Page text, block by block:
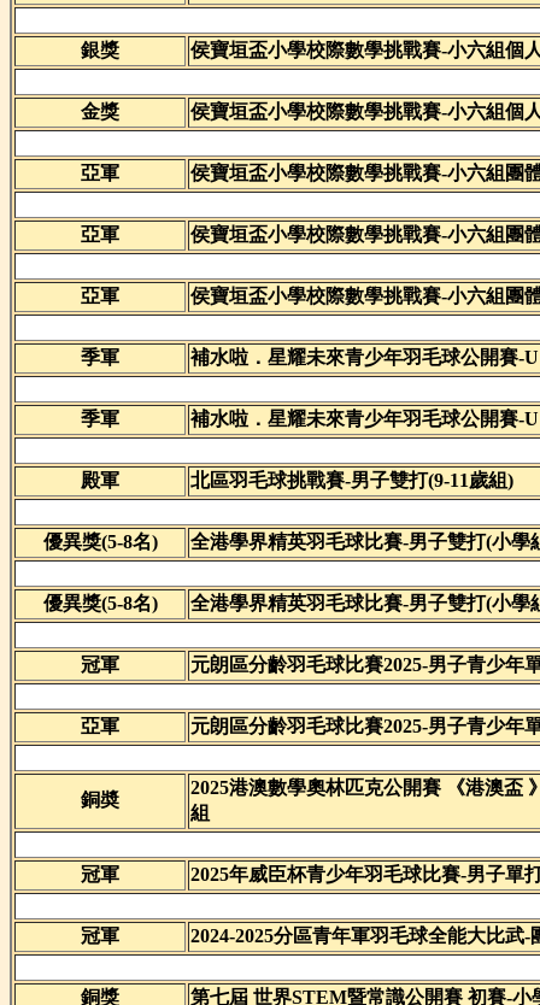
銀獎 侯寶垣盃小學校際數學挑戰賽-小六組個
金獎 侯寶垣盃小學校際數學挑戰賽-小六組個
亞軍 侯寶垣盃小學校際數學挑戰賽-小六組團
亞軍 侯寶垣盃小學校際數學挑戰賽-小六組團
亞軍 侯寶垣盃小學校際數學挑戰賽-小六組團
季軍 補水啦．星耀未來青少年羽毛球公開賽-
季軍 補水啦．星耀未來青少年羽毛球公開賽-
殿軍 北區羽毛球挑戰賽-男子雙打(9-11歲組)
優異獎(5-8名) 全港學界精英羽毛球比賽-男子雙打(小學
優異獎(5-8名) 全港學界精英羽毛球比賽-男子雙打(小學
冠軍 元朗區分齡羽毛球比賽2025-男子青少年
亞軍 元朗區分齡羽毛球比賽2025-男子青少年
銅奬
2025港澳數學奧林匹克公開賽 《港澳盃
組
冠軍 2025年威臣杯青少年羽毛球比賽-男子單
冠軍 2024-2025分區青年軍羽毛球全能大比武-
銅獎 第七屆 世界STEM暨常識公開賽 初賽-小